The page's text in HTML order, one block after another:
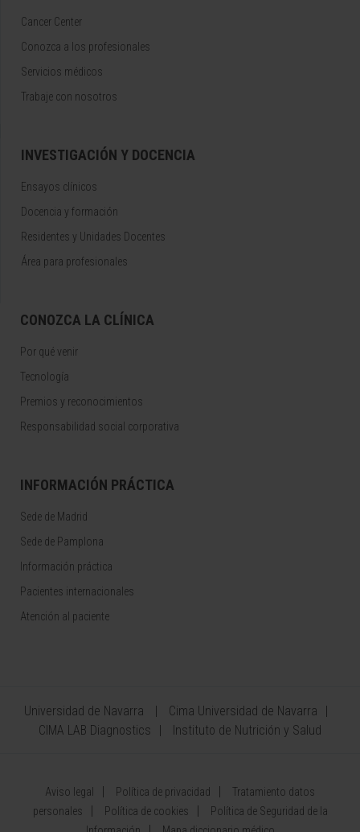
Cancer Center
Conozca a los profesionales
Servicios médicos
Trabaje con nosotros
INVESTIGACIÓN Y DOCENCIA
Ensayos clínicos
Docencia y formación
Residentes y Unidades Docentes
Área para profesionales
CONOZCA LA CLÍNICA
Por qué venir
Tecnología
Premios y reconocimientos
Responsabilidad social corporativa
INFORMACIÓN PRÁCTICA
Sede de Madrid
Sede de Pamplona
Información práctica
Pacientes internacionales
Atención al paciente
Universidad de Navarra
Cima Universidad de Navarra
CIMA LAB Diagnostics
Instituto de Nutrición y Salud
Aviso legal Política de privacidad
Tratamiento datos
personales
Política de cookies
Política de Seguridad de la